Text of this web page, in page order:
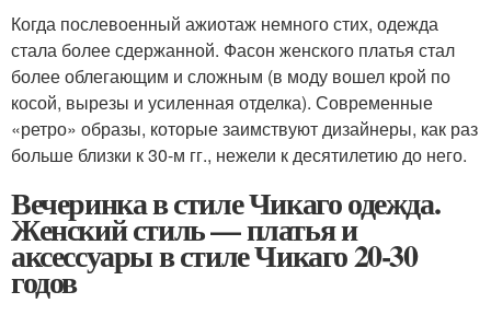
Когда послевоенный ажиотаж немного стих, одежда
стала более сдержанной. Фасон женского платья стал
более облегающим и сложным (в моду вошел крой по
косой, вырезы и усиленная отделка). Современные
«ретро» образы, которые заимствуют дизайнеры, как раз
больше близки к 30-м гг., нежели к десятилетию до него.
Вечеринка в стиле Чикаго одежда.
Женский стиль — платья и
аксессуары в стиле Чикаго 20-30
годов